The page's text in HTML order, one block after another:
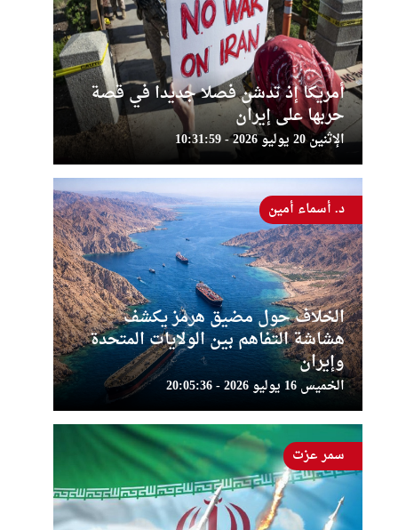
أمريكا إذ تدشن فصلا جديدا في قصة
حربها على إيران
الإثنين 20 يوليو 2026 - 10:31:59
الخلاف حول مضيق هرمز يكشف
هشاشة التفاهم بين الولايات المتحدة
وإيران
الخميس 16 يوليو 2026 - 20:05:36
د. أسماء أمين
سمر عزت